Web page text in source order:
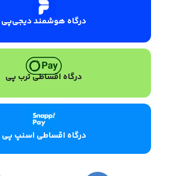
درگاه هوشمند دیجی‌پی
درگاه اقساطی ترب پی
درگاه اقساطی اسنپ پی